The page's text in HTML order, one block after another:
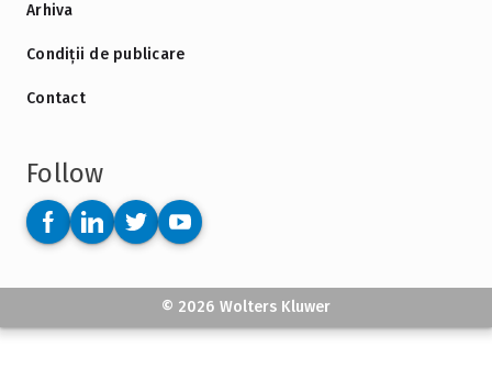
Arhiva
Condiții de publicare
Contact
Follow
© 2026 Wolters Kluwer